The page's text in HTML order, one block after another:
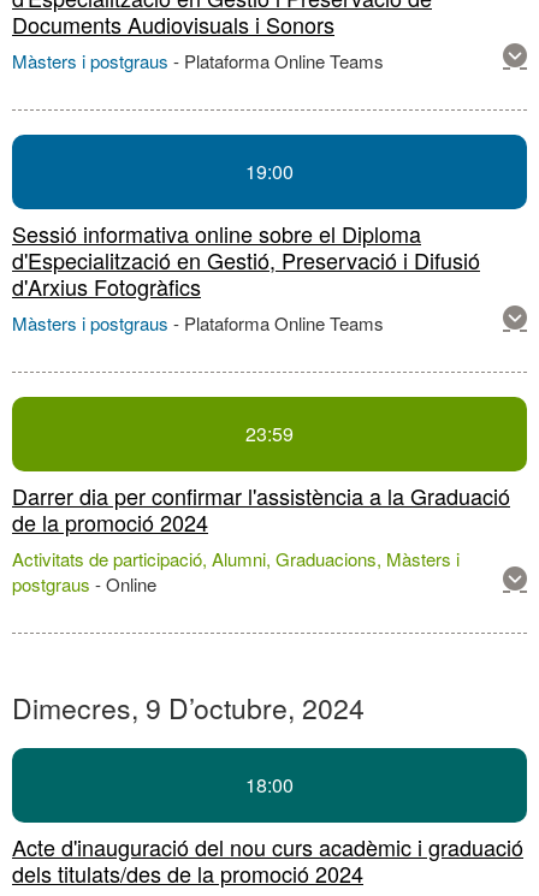
Documents Audiovisuals i Sonors
Màsters i postgraus - Plataforma Online Teams
19:00
Sessió informativa online sobre el Diploma
d'Especialització en Gestió, Preservació i Difusió
d'Arxius Fotogràfics
Màsters i postgraus - Plataforma Online Teams
23:59
Darrer dia per confirmar l'assistència a la Graduació
de la promoció 2024
Activitats de participació, Alumni, Graduacions, Màsters i
postgraus -Online
Dimecres, 9 D’octubre, 2024
18:00
Acte d'inauguració del nou curs acadèmic i graduació
dels titulats/des de la promoció 2024